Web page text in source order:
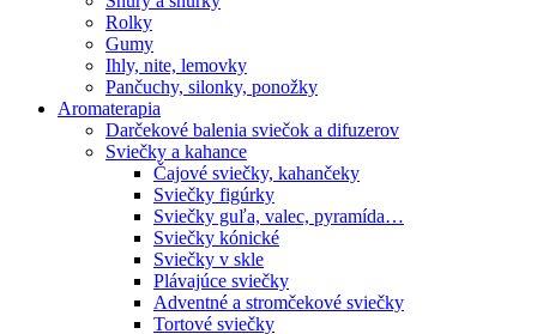
Rolky
Gumy
Ihly, nite, lemovky
Pančuchy, silonky, ponožky
Aromaterapia
Darčekové balenia sviečok a difuzerov
Sviečky a kahance
Čajové sviečky, kahančeky
Sviečky figúrky
Sviečky guľa, valec, pyramída…
Sviečky kónické
Sviečky v skle
Plávajúce sviečky
Adventné a stromčekové sviečky
Tortové sviečky